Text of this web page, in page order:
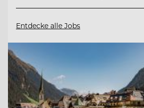
Entdecke alle Jobs